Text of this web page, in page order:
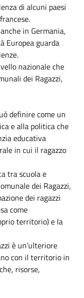
di alcuni paesi
in Germania,
Europea guarda
nazionale che
dei Ragazzi,
definire come un
e alla politica che
educativa
in cui il ragazzo
tra scuola e
dei Ragazzi,
dei ragazzi
come
territorio) e la
è un’ulteriore
con il territorio in
risorse,